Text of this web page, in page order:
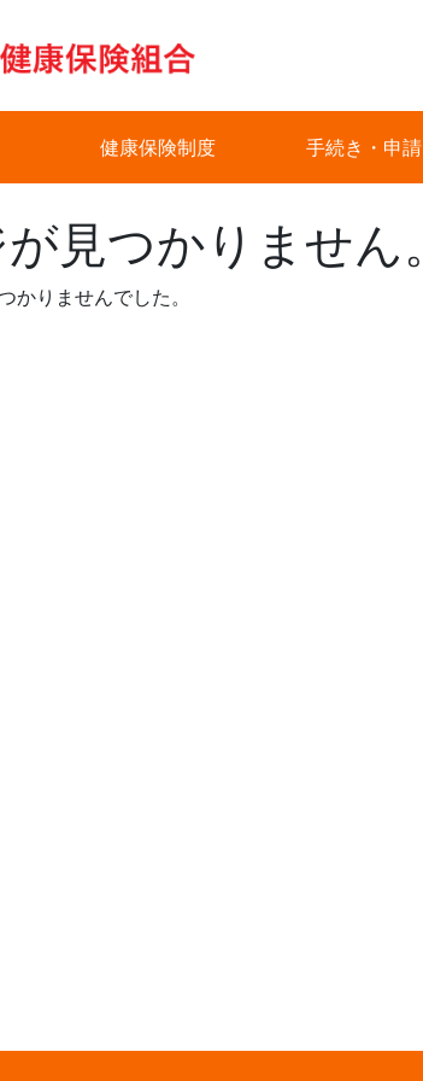
健康保険制度 手続き・申請
見つかりません。
かりませんでした。